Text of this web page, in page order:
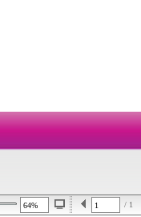
/ 1